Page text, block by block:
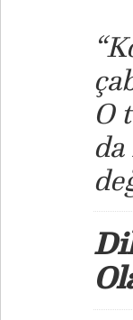
O